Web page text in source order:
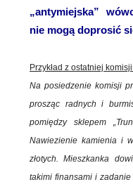
„antymiejska”
nie mogą doprosić
Przykład z ostatniej
Na posiedzenie komisji
prosząc radnych i
pomiędzy sklepem
Nawiezienie kamienia i
złotych. Mieszkanka
takimi finansami i